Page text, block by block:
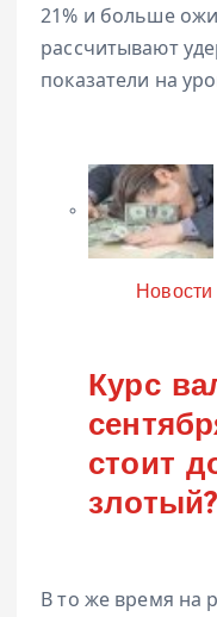
21% и больше
рассчитывают
показатели на
Категория
Новости
Курс
стоит
злотый?
В то же время на